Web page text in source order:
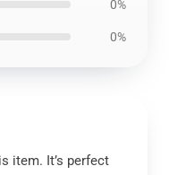
0%
0%
item. It’s perfect